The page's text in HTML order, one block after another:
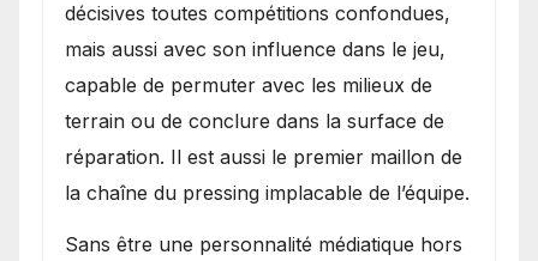
décisives toutes compétitions confondues,
mais aussi avec son influence dans le jeu,
capable de permuter avec les milieux de
terrain ou de conclure dans la surface de
réparation. Il est aussi le premier maillon de
la chaîne du pressing implacable de l’équipe.
Sans être une personnalité médiatique hors